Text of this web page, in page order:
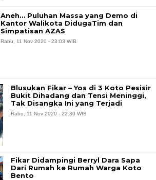
Aneh… Puluhan Massa yang Demo di
Kantor Walikota DidugaTim dan
Simpatisan AZAS
Rabu, 11 Nov 2020 - 23:03 WIB
Blusukan Fikar – Yos di 3 Koto Pesisir
Bukit Dihadang dan Tensi Meninggi,
Tak Disangka Ini yang Terjadi
Rabu, 11 Nov 2020 - 22:30 WIB
Fikar Didampingi Berryl Dara Sapa
Dari Rumah ke Rumah Warga Koto
Bento